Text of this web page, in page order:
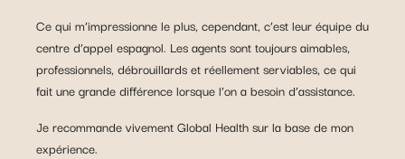
Ce qui m’impressionne le plus, cependant, c’est leur équipe du
centre d’appel espagnol. Les agents sont toujours aimables,
professionnels, débrouillards et réellement serviables, ce qui
fait une grande différence lorsque l’on a besoin d’assistance.
Je recommande vivement Global Health sur la base de mon
expérience.